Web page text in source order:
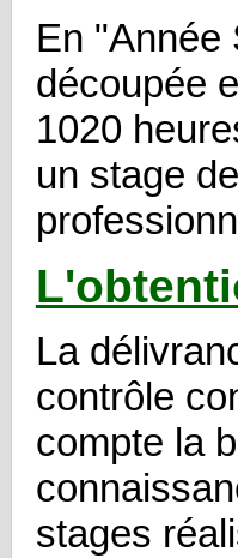
En "Année
découpée
1020
un stage
La
contrôle
compte la
stages